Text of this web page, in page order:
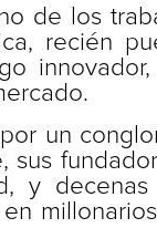
de los
recién
un
sus
y